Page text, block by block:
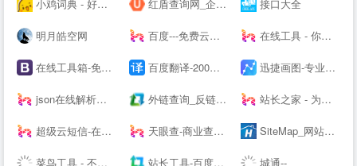
小鸡词典 - 好多梗啊！ 红盾查询网_企业工商信息查询系统 接口大全
明月皓空网 百度---免费云盘丨文件共享软件丨超大容量丨存储安全 在线工具 - 你的工具箱
在线工具箱-免费实用工具大全-工具狗 百度翻译-200种语言互译、沟通全世界！ 迅捷画图-专业的在线作图网站,在线画思维导图、流程图
json在线解析及格式化_pcjson工具在线 外链查询_反链查询结果 - 爱站网 站长之家 - 为站长提供常用站长工具 webmaster--.cn
超级云短信-在线短信接收-Receive --S 天眼查-商业查询平台_企业信息查询_公司查询_工商查询_企业信用信息系统 SiteMap_网站地图_站点地图_制作工具_在线生成_生成工具_生成器_网页爬虫_天气预报_天气API - 爱帮助！
菜鸟工具 - 不止于工具 站长工具-百度权重排名查询-站长seo查询 - 爱站网 城通--